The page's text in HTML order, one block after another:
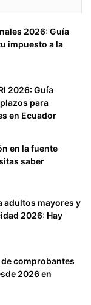
2026: Guía
impuesto a la
2026: Guía
para
en Ecuador
en la fuente
saber
adultos mayores y
2026: Hay
comprobantes
2026 en